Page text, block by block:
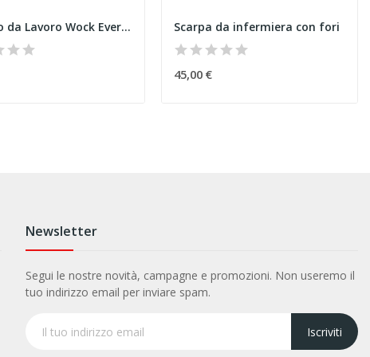
Zoccolo da Lavoro Wock Everlite grigio Scarpa da infermiera con fori
45,00 €
Newsletter
Segui le nostre novità, campagne e promozioni. Non useremo il
tuo indirizzo email per inviare spam.
Iscriviti